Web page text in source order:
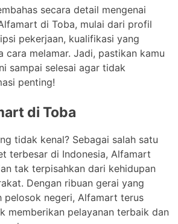
secara detail mengenai
di Toba, mulai dari profil
pekerjaan, kualifikasi yang
cara melamar. Jadi, pastikan kamu
sampai selesai agar tidak
penting!
di Toba
tidak kenal? Sebagai salah satu
terbesar di Indonesia, Alfamart
tak terpisahkan dari kehidupan
Dengan ribuan gerai yang
pelosok negeri, Alfamart terus
memberikan pelayanan terbaik dan